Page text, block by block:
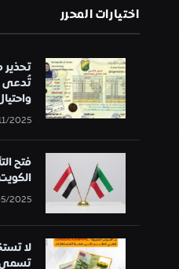
اختيارات المحرر
تُدعى
2025
فتح
2025
لا
تسمى